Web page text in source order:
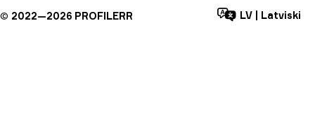
© 2022—2026 PROFILERR LV Latviski